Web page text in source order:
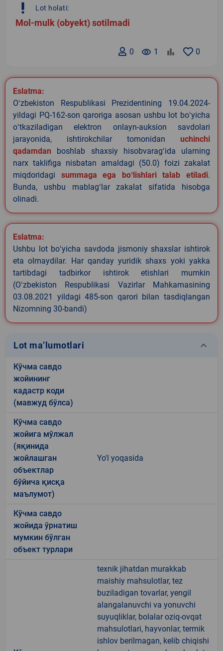
priority_high Lot holati:
Mol-mulk (obyekt) sotilmadi
0
remove_red_eye 1
0
Eslatma:
Oʻzbekiston Respublikasi Prezidentining 19.04.2024-
yildagi PQ-162-son qaroriga asosan ushbu lot boʻyicha
oʻtkaziladigan elektron onlayn-auksion savdolari
jarayonida, ishtirokchilar tomonidan uchinchi
qadamdan boshlab shaxsiy hisobvaragʻida ularning
narx taklifiga nisbatan amaldagi (50.0) foizi zakalat
miqdoridagi summaga ega boʻlishlari talab etiladi.
Bunda, ushbu mablagʻlar zakalat sifatida hisobga
olinadi.
Eslatma:
Ushbu lot boʻyicha savdoda jismoniy shaxslar ishtirok
eta olmaydilar. Har qanday yuridik shaxs yoki yakka
tartibdagi tadbirkor ishtirok etishlari mumkin
(Oʻzbekiston Respublikasi Vazirlar Mahkamasining
03.08.2021 yildagi 485-son qarori bilan tasdiqlangan
Nizomning 30-bandi)
Lot ma’lumotlari keyboard_arrow_down
Кўчма савдо
жойининг
кадастр коди
(мавжуд бўлса)
Кўчма савдо
жойига мўлжал
(яқинида
жойлашган
объектлар
бўйича қисқа
маълумот)
Yo'l yoqasida
Кўчма савдо
жойида ўрнатиш
мумкин бўлган
объект турлари
texnik jihatdan murakkab
maishiy mahsulotlar, tez
buziladigan tovarlar, yengil
alangalanuvchi va yonuvchi
suyuqliklar, bolalar oziq-ovqat
mahsulotlari, hayvonlar, termik
ishlov berilmagan, kelib chiqishi